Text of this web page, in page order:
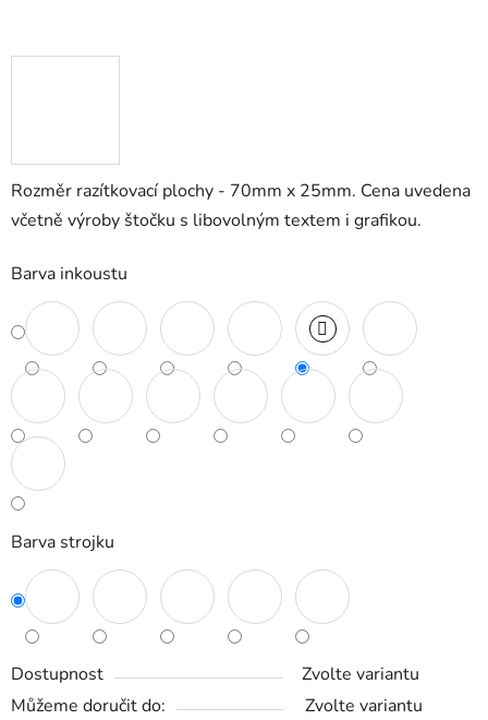
Rozměr razítkovací plochy - 70mm x 25mm. Cena uvedena
včetně výroby štočku s libovolným textem i grafikou.
Barva inkoustu
Barva strojku
Dostupnost
Zvolte variantu
Můžeme doručit do:
Zvolte variantu